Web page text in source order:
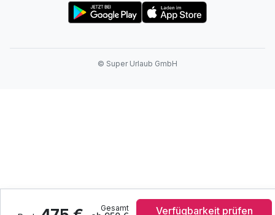
Gesamt Verfügbarkeit prüfen
© Super Urlaub GmbH